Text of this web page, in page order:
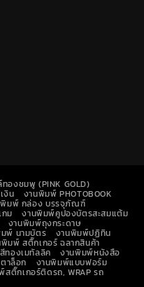
องชมพู (PINK GOLD)
งิน งานพิมพ์ PHOTOBOOK
พิมพ์ กล่อง บรรจุภัณฑ์
ม งานพิมพ์คูปองบัตรสะสมแต้ม
งานพิมพ์ถุงกระดาษ
พ์ นามบัตร งานพิมพ์ปฏิทิน
มพ์ สติ๊กเกอร์ ฉลากสินค้า
ทองเมทัลลิค งานพิมพ์หนังสือ
าล็อก งานพิมพ์แบบฟอร์ม
สติ๊กเกอร์ติดรถ, WRAP รถ